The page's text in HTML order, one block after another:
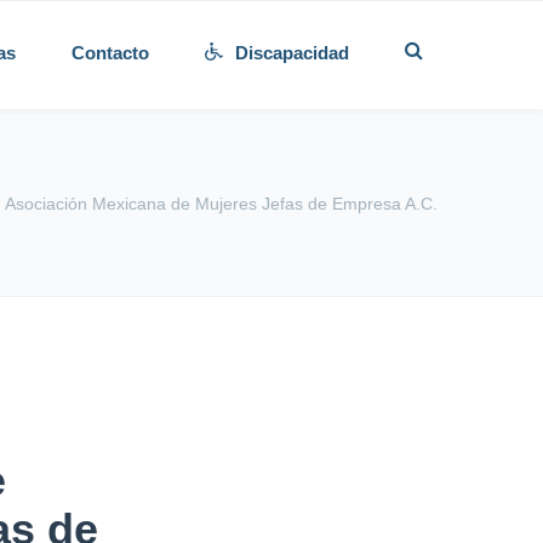
Contacto Discapacidad
Asociación Mexicana de Mujeres Jefas de Empresa A.C.
de